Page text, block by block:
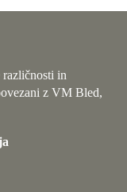
različnosti in
z VM Bled,